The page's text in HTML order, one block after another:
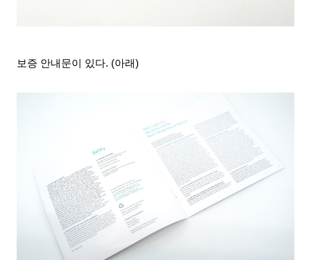
보증 안내문이 있다. (아래)